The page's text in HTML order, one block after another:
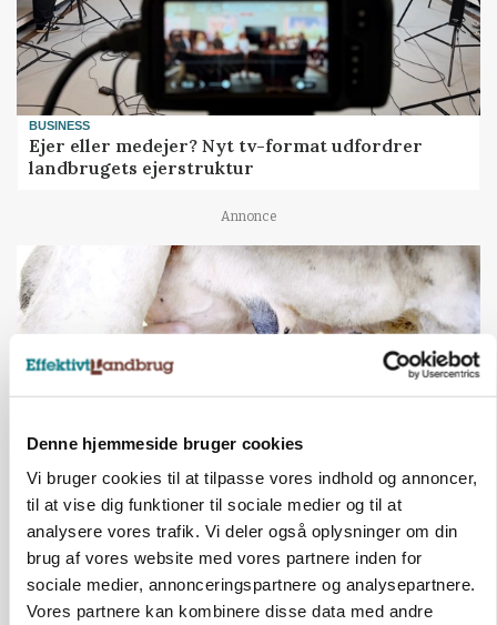
Denne hjemmeside bruger cookies
Vi bruger cookies til at tilpasse vores indhold og annoncer,
til at vise dig funktioner til sociale medier og til at
analysere vores trafik. Vi deler også oplysninger om din
brug af vores website med vores partnere inden for
sociale medier, annonceringspartnere og analysepartnere.
Vores partnere kan kombinere disse data med andre
BUSINESS
Ejer eller medejer? Nyt tv-format udfordrer
landbrugets ejerstruktur
Annonce
Russisk mælkepris dykker 23 procent
Annonce